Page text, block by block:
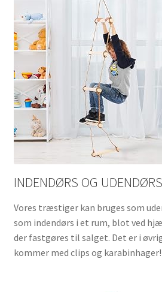
INDENDØRS OG UDENDØRS
Vores træstiger kan bruges som
som indendørs i et rum, blot ved
der fastgøres til salget. Det er i
kommer med clips og karabinhager!